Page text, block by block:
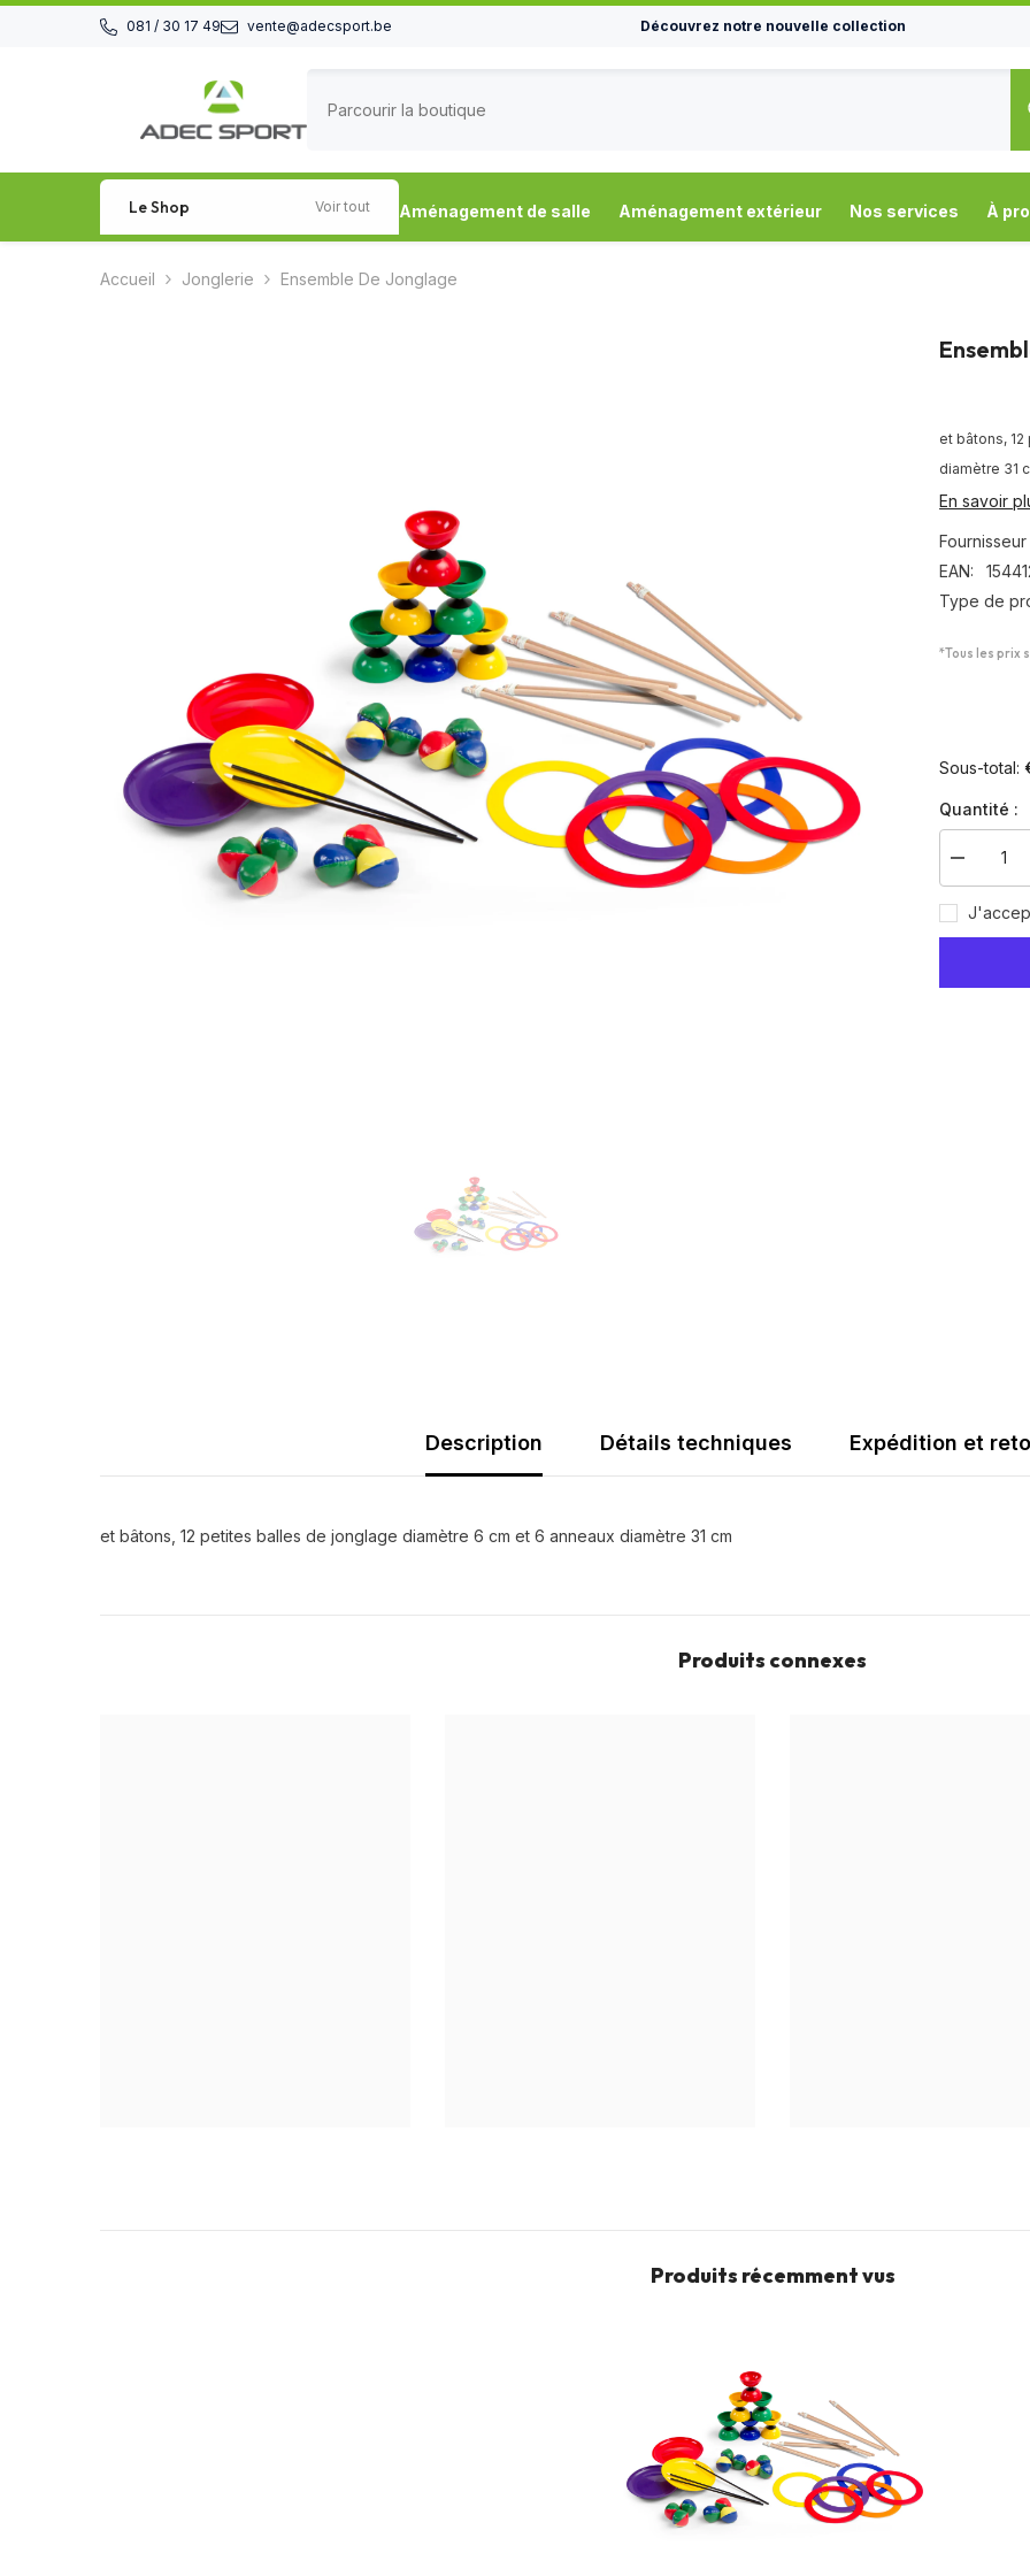
081 / 30 17 49
vente@adecsport.be Découvrez notre nouvelle collection
Le Shop Voir tout Aménagement de salle Aménagement extérieur Nos services À
Accueil Jonglerie Ensemble De Jonglage
et bâtons,
diamètre 31
En savoir
Fournisseur
EAN:
Type de
*Tous les prix
Sous-total:
Quantité :
Diminuer
la
quantité
pour
Ensemble
Description Détails techniques Expédition et
et bâtons, 12 petites balles de jonglage diamètre 6 cm et 6 anneaux diamètre 31 cm
Produits connexes
Produits récemment vus